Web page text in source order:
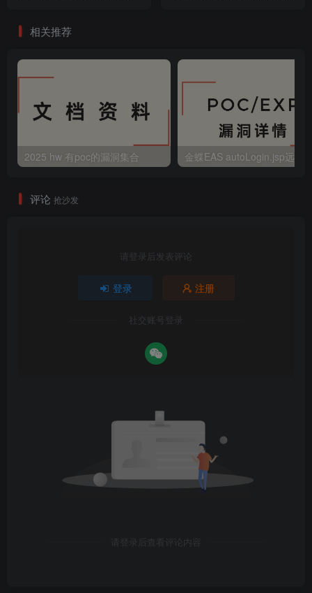
相关推荐
2025 hw 有poc的漏洞集合
评论 抢沙发
请登录后发表评论
登录 注册
社交账号登录
请登录后查看评论内容